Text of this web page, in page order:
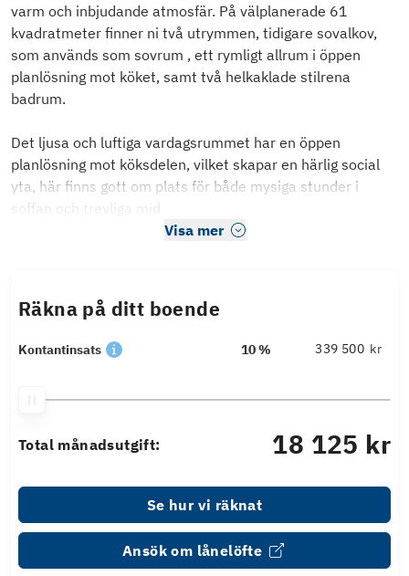
varm och inbjudande atmosfär. På välplanerade 61
kvadratmeter finner ni två utrymmen, tidigare sovalkov,
som används som sovrum , ett rymligt allrum i öppen
planlösning mot köket, samt två helkaklade stilrena
badrum.
Det ljusa och luftiga vardagsrummet har en öppen
planlösning mot köksdelen, vilket skapar en härlig social
yta, här finns gott om plats för både mysiga stunder i
soffan och trevliga mid
Visa mer
Räkna på ditt boende
Kontantinsats 10 % kr
Total månadsutgift: 18 125 kr
Se hur vi räknat
Ansök om lånelöfte